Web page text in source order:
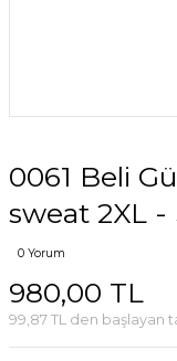
0061 Beli
sweat 2XL -
0 Yorum
980,00 TL
99,87 TL den başlayan